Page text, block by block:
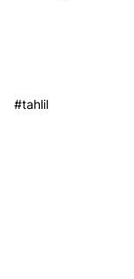
#tahlil